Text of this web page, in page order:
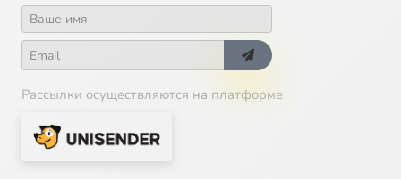
Рассылки осуществляются на платформе